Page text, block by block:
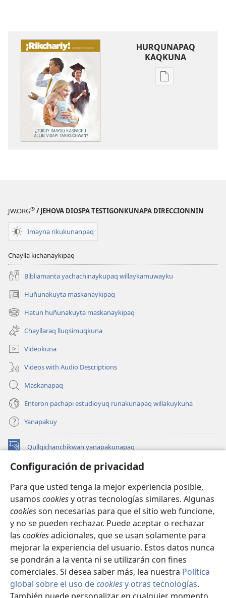
Configuración de privacidad
Para que usted tenga la mejor experiencia posible,
usamos cookiesy otras tecnologías similares. Algunas
cookiesson necesarias para que el sitio web funcione,
y no se pueden rechazar. Puede aceptar o rechazar
las cookiesadicionales, que se usan solamente para
mejorar la experiencia del usuario. Estos datos nunca
se pondrán a la venta ni se utilizarán con fines
comerciales. Si desea saber más, lea nuestra Política
global sobre el uso decookiesy otras tecnologías.
HURQUNAPAQ
KAQKUNA
Qillqakunata
JW.ORG® / JEHOVA DIOSPA TESTIGONKUNAPA DIRECCIONNIN
Imayna rikukunanpaq
Chaylla kichanaykipaq
Bibliamanta yachachinaykupaq willaykamuwayku
Huñunakuyta maskanaykipaq
(abre
una
nueva
ventana)
Hatun huñunakuyta maskanaykipaq
(abre
una
nueva
ventana)
Chayllaraq lluqsimuqkuna
Videokuna
Videos with Audio Descriptions
Maskanapaq
Enteron pachapi estudioyuq runakunapaq willakuykuna
Yanapakuy
Qullqichanchikwan yanapakunapaq
(abre
una
nueva INTERNETPI QILLQAKUNA Watchtower™
una
nueva
ventana)
JW Hub
(abre
una
nueva
ventana)
JW Library®
Watchtower Library
Copyright© 2026 Watch Tower Bible and Tract Society of Pennsylvania.